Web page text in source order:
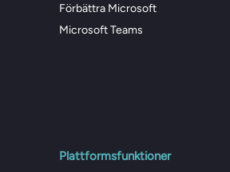
Förbättra Microsoft
Microsoft Teams
Plattformsfunktioner